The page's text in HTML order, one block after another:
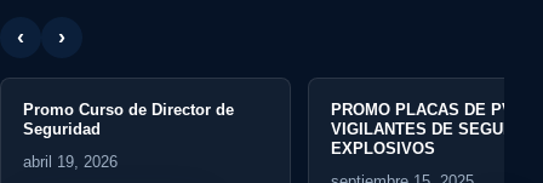
‹ ›
Promo Curso de Director de
Seguridad
abril 19, 2026
PROMO PLACAS DE PVC
VIGILANTES DE
EXPLOSIVOS